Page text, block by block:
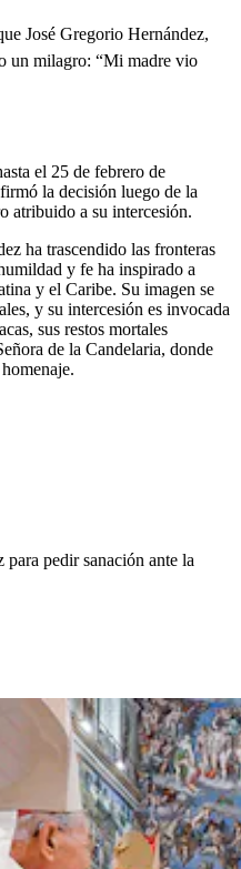
José Gregorio Hernández,
un milagro: “Mi madre vio
el 25 de febrero de
la decisión luego de la
atribuido a su intercesión.
ha trascendido las fronteras
y fe ha inspirado a
y el Caribe. Su imagen se
y su intercesión es invocada
sus restos mortales
de la Candelaria, donde
pedir sanación ante la